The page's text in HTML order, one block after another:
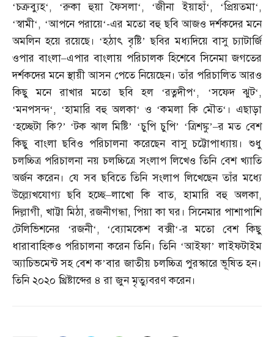
‘চক্রব্যুহ‘, ‘রুকা হুয়া ফৈসলা‘, ‘জীনা ইয়াহাঁ‘, ‘প্রিয়তমা‘,
‘স্বামী‘, ‘আপনে পরায়ে‘-এর মতো বহু ছবি আজও দর্শকদের মনে
অমলিন হয়ে রয়েছে। ‘হঠাৎ বৃষ্টি’ ছবির মধ্যদিয়ে বাসু চ্যাটার্জি
ওপার বাংলা–এপার বাংলায় পরিচালক হিশেবে সিনেমা জগতের
দর্শকদের মনে স্থায়ী আসন পেতে নিয়েছেন। তাঁর পরিচালিত আরও
কিছু মনে রাখার মতো ছবি হল ‘রত্নদীপ‘, ‘সফেদ ঝুট‘,
‘মনপসন্দ‘, ‘হামারি বহু অলকা‘ ও ‘কমলা কি মৌত‘ । এছাড়া
‘হচ্ছেটা কি?’ ‘টক ঝাল মিষ্টি’ ‘চুপি চুপি’ ‘ত্রিশঙ্কু’–র মত বেশ
কিছু বাংলা ছবিও পরিচালনা করেছেন বাসু চট্টোপাধ্যায়। শুধু
চলচ্চিত্র পরিচালনা নয় চলচ্চিত্রে সংলাপ লিখেও তিনি বেশ খ্যাতি
অর্জন করেন। যে সব ছবিতে তিনি সংলাপ লিখেছেন তাঁর মধ্যে
উল্ল্যেখযোগ্য ছবি হচ্ছে–লাখো কি বাত,হামারি বহু অলকা,
দিল্লাগী, খাট্টা মিঠা,রজনীগন্ধা,পিয়া কা ঘর। সিনেমার পাশাপাশি
টেলিভিশনের ‘রজনী‘, ‘ব্যোমকেশ বক্সী‘-র মতো বেশ কিছু
ধারাবাহিকও পরিচালনা করেন তিনি। তিনি ‘আইফা’ লাইফটাইম
অ্যাচিভমেন্ট সহ বেশ ক’বার জাতীয় চলচ্চিত্র পুরস্কারে ভূষিত হন।
তিনি ২০২০ খ্রিষ্টাব্দের ৪ রা জুন মৃত্যুবরণ করেন।